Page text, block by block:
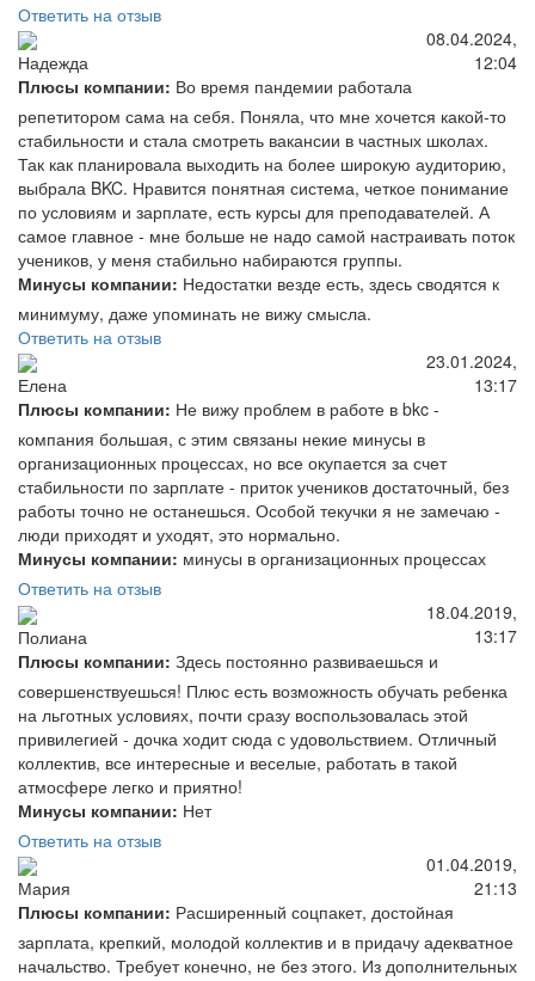
Ответить на отзыв
Надежда
08.04.2024,
12:04
Плюсы компании: Во время пандемии работала
репетитором сама на себя. Поняла, что мне хочется какой-то
стабильности и стала смотреть вакансии в частных школах.
Так как планировала выходить на более широкую аудиторию,
выбрала BKC. Нравится понятная система, четкое понимание
по условиям и зарплате, есть курсы для преподавателей. А
самое главное - мне больше не надо самой настраивать поток
учеников, у меня стабильно набираются группы.
Минусы компании: Недостатки везде есть, здесь сводятся к
минимуму, даже упоминать не вижу смысла.
Ответить на отзыв
Елена
23.01.2024,
13:17
Плюсы компании: Не вижу проблем в работе в bkc -
компания большая, с этим связаны некие минусы в
организационных процессах, но все окупается за счет
стабильности по зарплате - приток учеников достаточный, без
работы точно не останешься. Особой текучки я не замечаю -
люди приходят и уходят, это нормально.
Минусы компании: минусы в организационных процессах
Ответить на отзыв
Полиана
18.04.2019,
13:17
Плюсы компании: Здесь постоянно развиваешься и
совершенствуешься! Плюс есть возможность обучать ребенка
на льготных условиях, почти сразу воспользовалась этой
привилегией - дочка ходит сюда с удовольствием. Отличный
коллектив, все интересные и веселые, работать в такой
атмосфере легко и приятно!
Минусы компании: Нет
Ответить на отзыв
Мария
01.04.2019,
21:13
Плюсы компании: Расширенный соцпакет, достойная
зарплата, крепкий, молодой коллектив и в придачу адекватное
начальство. Требует конечно, не без этого. Из дополнительных